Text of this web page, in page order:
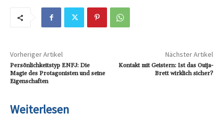
Vorheriger Artikel
Persönlichkeitstyp ENFJ: Die
Magie des Protagonisten und seine
Eigenschaften
Nächster Artikel
Kontakt mit Geistern: Ist das Ouija-
Brett wirklich sicher?
Weiterlesen